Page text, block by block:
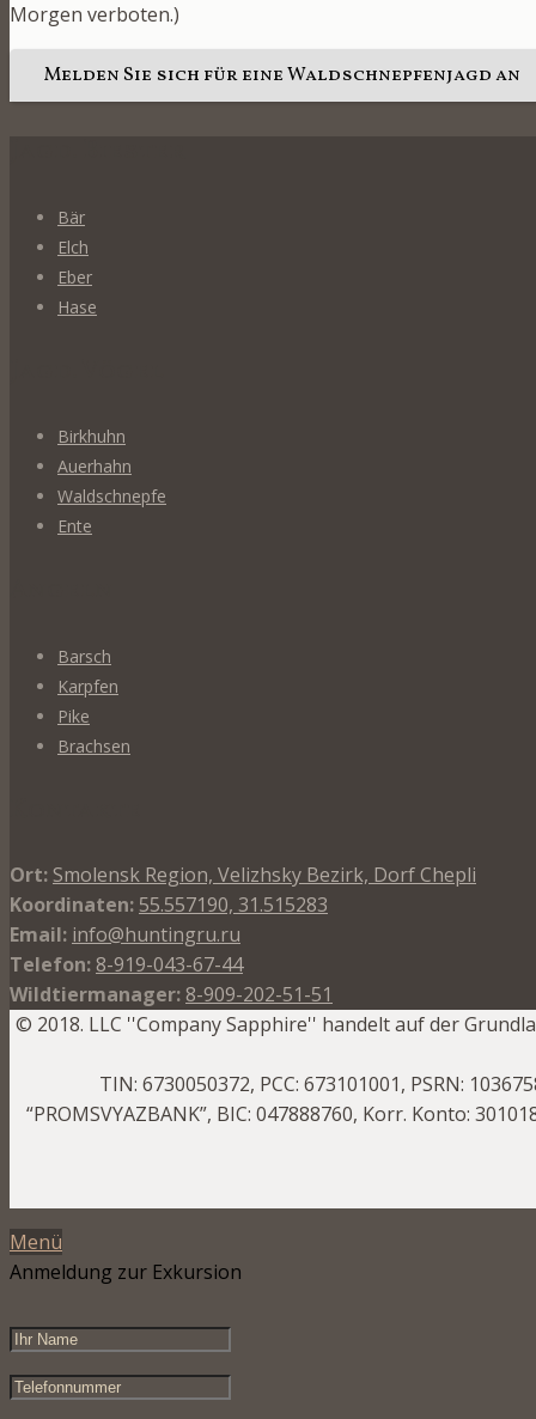
Morgen verboten.)
Melden Sie sich für eine Waldschnepfenjagd an
Bär
Elch
Eber
Hase
Birkhuhn
Auerhahn
Waldschnepfe
Ente
Barsch
Karpfen
Pike
Brachsen
Ort: Smolensk Region, Velizhsky Bezirk, Dorf Chepli
Koordinaten: 55.557190, 31.515283
Email: info@huntingru.ru
Telefon:8-919-043-67-44
Wildtiermanager:8-909-202-51-51
© 2018. LLC ''Company Sapphire'' handelt auf der
TIN: 6730050372, PCC: 673101001, PSRN:
“PROMSVYAZBANK”, BIC: 047888760, Korr. Konto:
Menü
Anmeldung zur Exkursion